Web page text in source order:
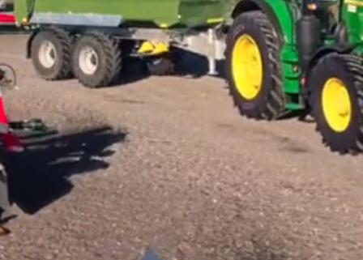
QUIVOGNE talajmunkagépek
LETÁK-LEKO talajmunkagépek
KERTITOX permetezők
Egyéb kiegészítők
Karrier
Rólunk
Elérhetőség
English